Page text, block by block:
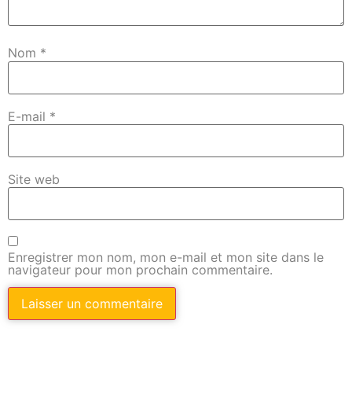
Nom *
E-mail *
Site web
Enregistrer mon nom, mon e-mail et mon site dans le
navigateur pour mon prochain commentaire.